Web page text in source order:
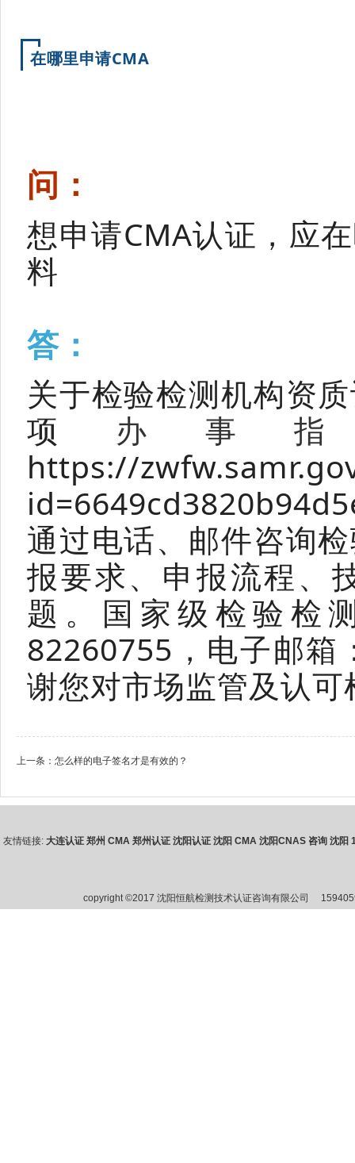
在哪里申请CMA
问：
想申请CMA认证，应
料
答：
关于检验检测机构资
项 办事
https://
通过电话、邮件咨询
报要求、申报流程、
题。国家级检验检
82260755，电子邮
谢您对市场监管及认
上一条： 怎么样的电子签名才是有效的？
友情链接: 大连认证 郑州 CMA 郑州认证 沈阳认证 沈阳 CMA 沈阳CNAS 咨询 沈阳
copyright ©2017 沈阳恒航检测技术认证咨询有限公司